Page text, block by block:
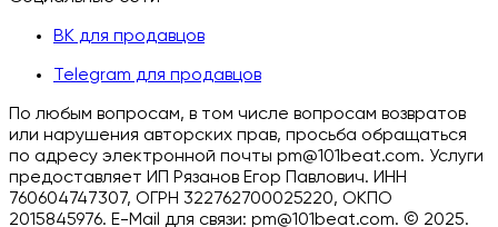
ВК для продавцов
Telegram для продавцов
По любым вопросам, в том числе вопросам возвратов
или нарушения авторских прав, просьба обращаться
по адресу электронной почты pm@101beat.com. Услуги
предоставляет ИП Рязанов Егор Павлович. ИНН
760604747307, ОГРН 322762700025220, ОКПО
2015845976. E-Mail для связи: pm@101beat.com. © 2025.